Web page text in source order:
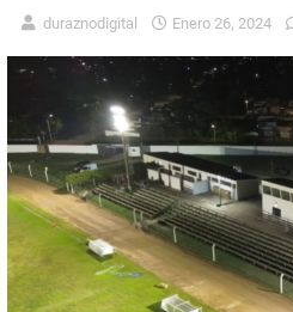
duraznodigital Enero 26, 2024